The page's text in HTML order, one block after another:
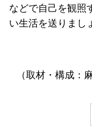
などで自己を観照
い生活を送りまし
（取材・構成：